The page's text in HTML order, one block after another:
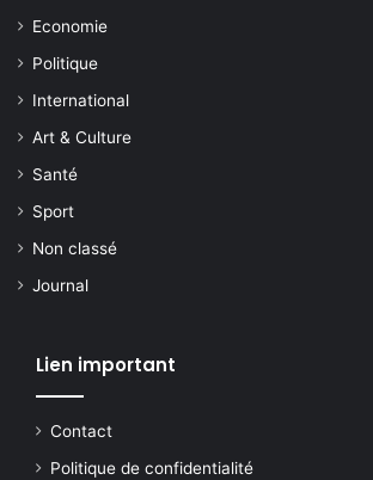
Economie
Politique
International
Art & Culture
Santé
Sport
Non classé
Journal
Lien important
Contact
Politique de confidentialité